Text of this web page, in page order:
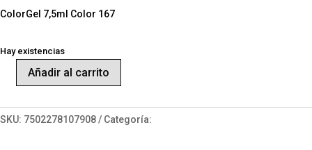
ColorGel 7,5ml Color 167
Hay existencias
ColorGel
Color
Añadir al carrito
SKU: 7502278107908 Categoría: